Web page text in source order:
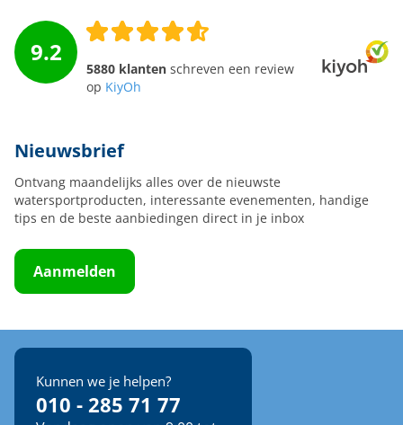
9.2
5880 klanten schreven een review
op KiyOh
Nieuwsbrief
Ontvang maandelijks alles over de nieuwste
watersportproducten, interessante evenementen, handige
tips en de beste aanbiedingen direct in je inbox
Aanmelden
Kunnen we je helpen?
010 - 285 71 77